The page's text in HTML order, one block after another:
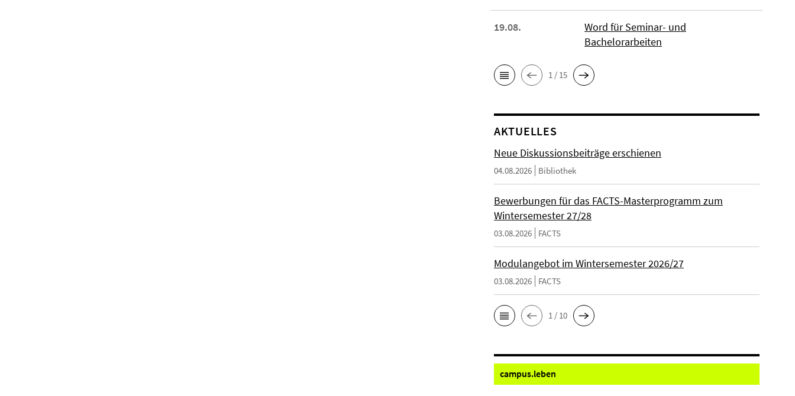
19.08.
Word für Seminar- und
Bachelorarbeiten
1 / 15
AKTUELLES
Neue Diskussionsbeiträge erschienen
04.08.2026 Bibliothek
Bewerbungen für das FACTS-Masterprogramm zum
Wintersemester 27/28
03.08.2026 FACTS
Modulangebot im Wintersemester 2026/27
03.08.2026 FACTS
1 / 10
campus.leben